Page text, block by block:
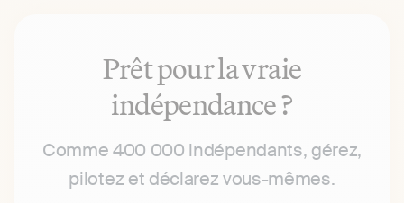
Prêt pour la vraie
indépendance ?
Comme 400 000 indépendants, gérez,
pilotez et déclarez vous-mêmes.